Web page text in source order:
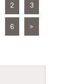
2 3
6 >